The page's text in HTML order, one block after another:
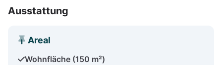
Ausstattung
Areal
Wohnfläche (150 m²)